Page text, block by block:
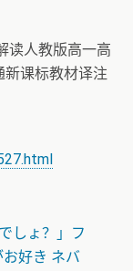
读人教版高一高
课标教材译注
しょ？」フ
好き ネバ